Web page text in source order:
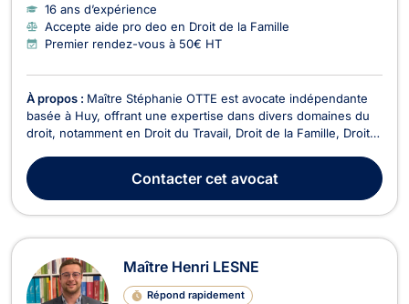
16 ans d’expérience
Accepte aide pro deo en Droit de la Famille
Premier rendez-vous à 50€ HT
À propos : Maître Stéphanie OTTE est avocate indépendante
basée à Huy, offrant une expertise dans divers domaines du
droit, notamment en Droit du Travail, Droit de la Famille, Droit
Successions, Divorce, Droit de la Sécurité Sociale, Droit du
Voisinage, Dommage Corporel et Respo...
Contactercet avocat
Maître Henri LESNE
Répond rapidement